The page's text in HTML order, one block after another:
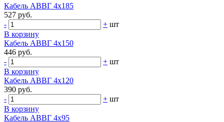
Кабель АВВГ 4х185
527 руб.
-
+ шт
В корзину
Кабель АВВГ 4х150
446 руб.
-
+ шт
В корзину
Кабель АВВГ 4х120
390 руб.
-
+ шт
В корзину
Кабель АВВГ 4х95